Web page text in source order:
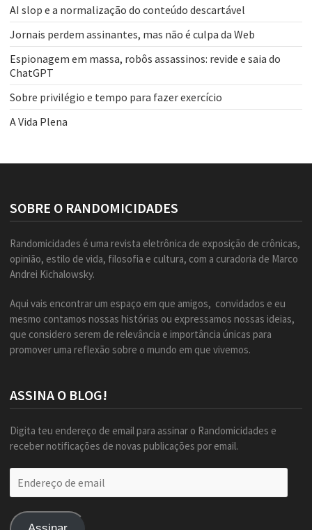
AI slop e a normalização do conteúdo descartável
Jornais perdem assinantes, mas não é culpa da Web
Espionagem em massa, robôs assassinos: revide e saia do
ChatGPT
Sobre privilégio e tempo para fazer exercício
A Vida Plena
SOBRE O RANDOMICIDADES
Randomicidades é uma revista eletrônica de exposição de crônicas,
opinião, estilo de vida, filosofia e cultura, com a curadoria de Marco
Andrei Kichalowsky.
Aqui vais encontrar um espaço em que amigos, convidados e eu
mesmo contamos nossas histórias ou expressamos nossas ideias,
que considero serem de relevância e importância únicas para
promover uma reflexão sobre o mundo em que vivemos.
ASSINA O BLOG!
Digita teu endereço de email para assinar o Randomicidades e
receber notificações de novas publicações por email.
de